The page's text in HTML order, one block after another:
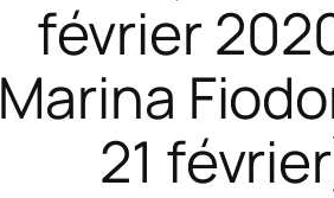
février
Marina
21